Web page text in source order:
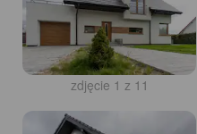
zdjęcie 1 z 11